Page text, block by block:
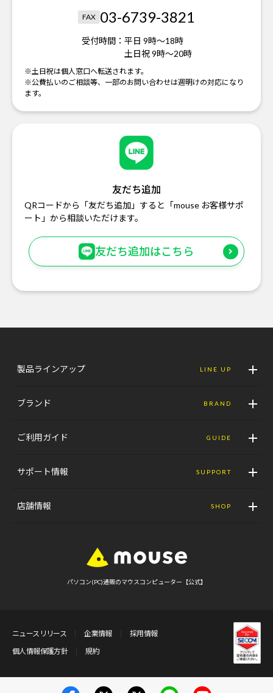
FAX 03-6739-3821
受付時間： 平日 9時～18時
土日祝 9時～20時
※土日祝は個人窓口へ転送されます。
※公費払いのご相談等、一部のお問い合わせは週明けの対応になり
ます。
友だち追加
QRコードから「友だち追加」すると「mouse お客様サポ
ート」から相談いただけます。
友だち追加はこちら
製品ラインアップ LINE UP
ブランド BRAND
ご利用ガイド GUIDE
サポート情報 SUPPORT
店舗情報 SHOP
パソコン(PC)通販のマウスコンピューター【公式】
ニュースリリース 企業情報
採用情報
個人情報保護方針
規約